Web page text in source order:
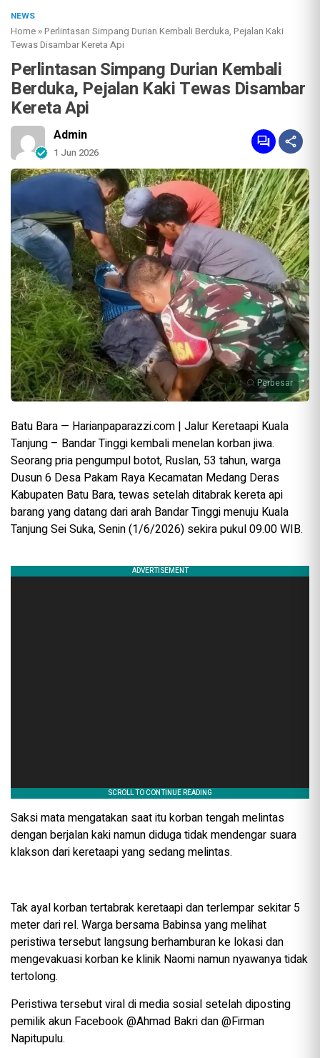
NEWS
Home »Perlintasan Simpang Durian Kembali Berduka, Pejalan Kaki
Tewas Disambar Kereta Api
Perlintasan Simpang Durian Kembali
Berduka, Pejalan Kaki Tewas Disambar
Kereta Api
Admin
1 Jun 2026
Perbesar
Batu Bara — Harianpaparazzi.com | Jalur Keretaapi Kuala
Tanjung – Bandar Tinggi kembali menelan korban jiwa.
Seorang pria pengumpul botot, Ruslan, 53 tahun, warga
Dusun 6 Desa Pakam Raya Kecamatan Medang Deras
Kabupaten Batu Bara, tewas setelah ditabrak kereta api
barang yang datang dari arah Bandar Tinggi menuju Kuala
Tanjung Sei Suka, Senin (1/6/2026) sekira pukul 09.00 WIB.
‎Saksi mata mengatakan saat itu korban tengah melintas
dengan berjalan kaki namun diduga tidak mendengar suara
klakson dari keretaapi yang sedang melintas.
‎Tak ayal korban tertabrak keretaapi dan terlempar sekitar 5
meter dari rel. Warga bersama Babinsa yang melihat
peristiwa tersebut langsung berhamburan ke lokasi dan
mengevakuasi korban ke klinik Naomi namun nyawanya tidak
tertolong.
‎Peristiwa tersebut viral di media sosial setelah diposting
pemilik akun Facebook @Ahmad Bakri dan @Firman
Napitupulu.